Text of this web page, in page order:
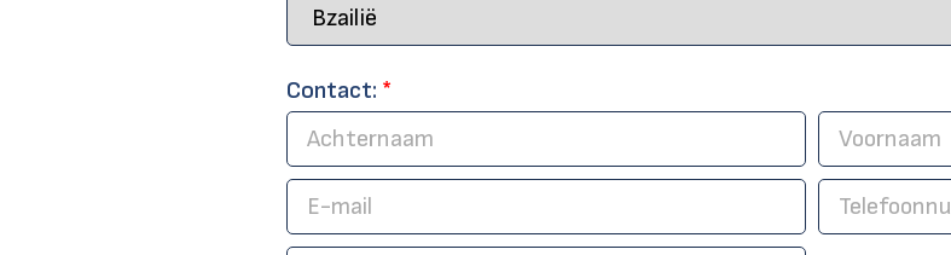
Contact: *